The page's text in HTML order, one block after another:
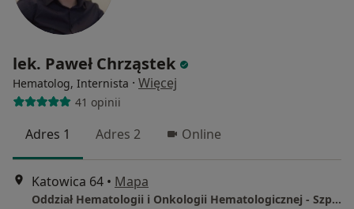
lek. Paweł Chrząstek
Hematolog, Internista · Więcej
41 opinii
Adres 1 Adres 2 Online
Katowica 64 • Mapa
Oddział Hematologii i Onkologii Hematologicznej - Szpital Wojewódzki w Opolu